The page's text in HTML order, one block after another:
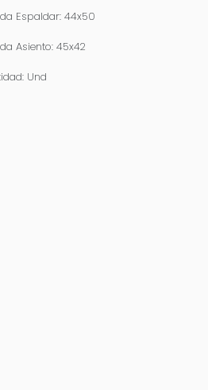
Espaldar: 44x50
Asiento: 45x42
Und